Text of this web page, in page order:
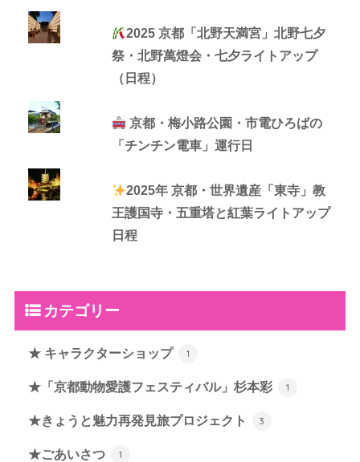
2025 京都「北野天満宮」北野七夕
祭・北野萬燈会・七夕ライトアップ
（日程）
京都・梅小路公園・市電ひろばの
「チンチン電車」運行日
2025年 京都・世界遺産「東寺」教
王護国寺・五重塔と紅葉ライトアップ
日程
カテゴリー
★ キャラクターショップ 1
★「京都動物愛護フェスティバル」杉本彩 1
★きょうと魅力再発見旅プロジェクト 3
★ごあいさつ 1